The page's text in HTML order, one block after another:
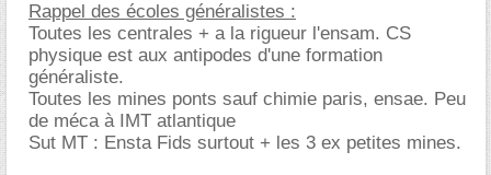
Rappel des écoles généralistes :
Toutes les centrales + a la rigueur l'ensam. CS
physique est aux antipodes d'une formation
généraliste.
Toutes les mines ponts sauf chimie paris, ensae. Peu
de méca à IMT atlantique
Sut MT : Ensta Fids surtout + les 3 ex petites mines.